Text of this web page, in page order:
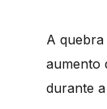
A quebra
aumento
durante